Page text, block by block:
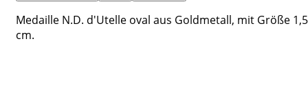
Medaille N.D. d'Utelle oval aus Goldmetall, mit Größe 1,5
cm.